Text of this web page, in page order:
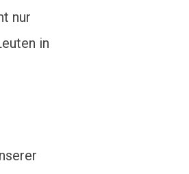
nur
in